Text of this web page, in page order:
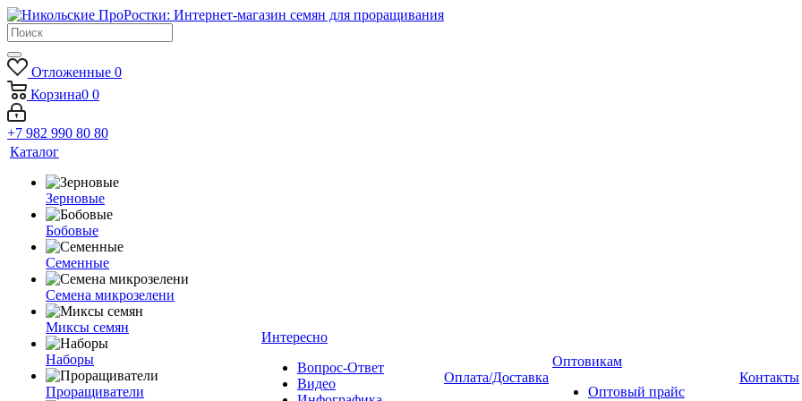
Отложенные 0
Корзина0 0
+7 982 990 80 80
Каталог
Зерновые
Бобовые
Семенные
Семена микрозелени
Миксы семян
Наборы
Проращиватели
Интересно
Вопрос-Ответ
Видео
Оплата/Доставка
Оптовикам
Оптовый прайс
Контакты